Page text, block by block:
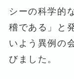
シーの科学的
稽である」と
いよう異例の
びました。